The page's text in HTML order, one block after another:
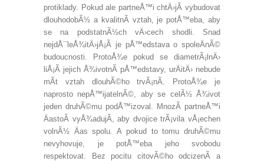
protiklady. Pokud ale partneÅ™i chtÄ›jÃ­ vybudovat
dlouhodobÃ½ a kvalitnÃ­ vztah, je potÅ™eba, aby
se na podstatnÃ½ch vÄ›cech shodli. Snad
nejdÅ¯leÅ¾itÄ›jÅ¡Ã­ je pÅ™edstava o spoleÄnÃ©
budoucnosti. ProtoÅ¾e pokud se diametrÃ¡lnÄ›
liÅ¡Ã­ jejich Å¾ivotnÃ­ pÅ™edstavy, urÄitÄ› nebude
mÃ­t vztah dlouhÃ©ho trvÃ¡nÃ­. ProtoÅ¾e je
naprosto nepÅ™ijatelnÃ©, aby se celÃ½ Å¾ivot
jeden druhÃ©mu podÅ™izoval. MnozÃ­ partneÅ™i
ÄastoÂ vyÅ¾adujÃ­, aby dvojice trÃ¡vila vÅ¡echen
volnÃ½ Äas spolu. A pokud to tomu druhÃ©mu
nevyhovuje, je potÅ™eba jeho svobodu
respektovat. Bez pocitu citovÃ©ho odcizenÃ­ a